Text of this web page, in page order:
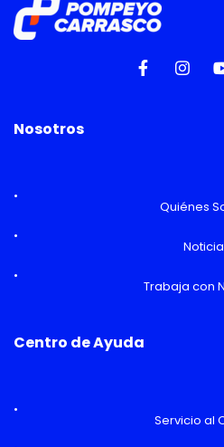
Nosotros
Quiénes
Trabaja con
Centro de Ayuda
Servicio al